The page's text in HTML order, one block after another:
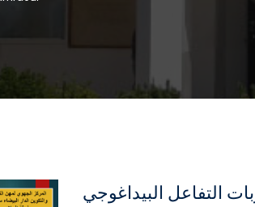
التفاعل البيداغوجي